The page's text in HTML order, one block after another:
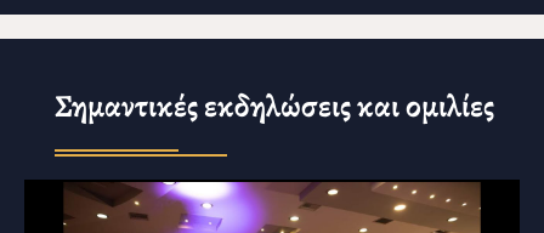
Σημαντικές εκδηλώσεις και ομιλίες